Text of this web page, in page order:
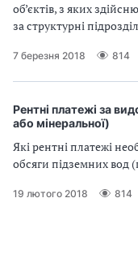
об’єктів, з яких
за структурні
7 березня 2018 814
Рентні платежі за
або мінеральної)
Які рентні платежі
обсяги підземних вод
19 лютого 2018 814